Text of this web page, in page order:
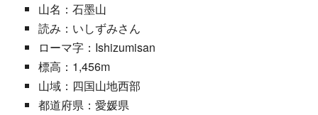
山名：石墨山
読み：いしずみさん
ローマ字：Ishizumisan
標高：1,456m
山域：四国山地西部
都道府県：愛媛県